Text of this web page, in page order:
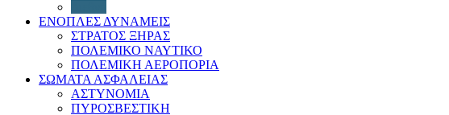
ΕΝΟΠΛΕΣ ΔΥΝΑΜΕΙΣ
ΣΤΡΑΤΟΣ ΞΗΡΑΣ
ΠΟΛΕΜΙΚΟ ΝΑΥΤΙΚΟ
ΠΟΛΕΜΙΚΗ ΑΕΡΟΠΟΡΙΑ
ΣΩΜΑΤΑ ΑΣΦΑΛΕΙΑΣ
ΑΣΤΥΝΟΜΙΑ
ΠΥΡΟΣΒΕΣΤΙΚΗ